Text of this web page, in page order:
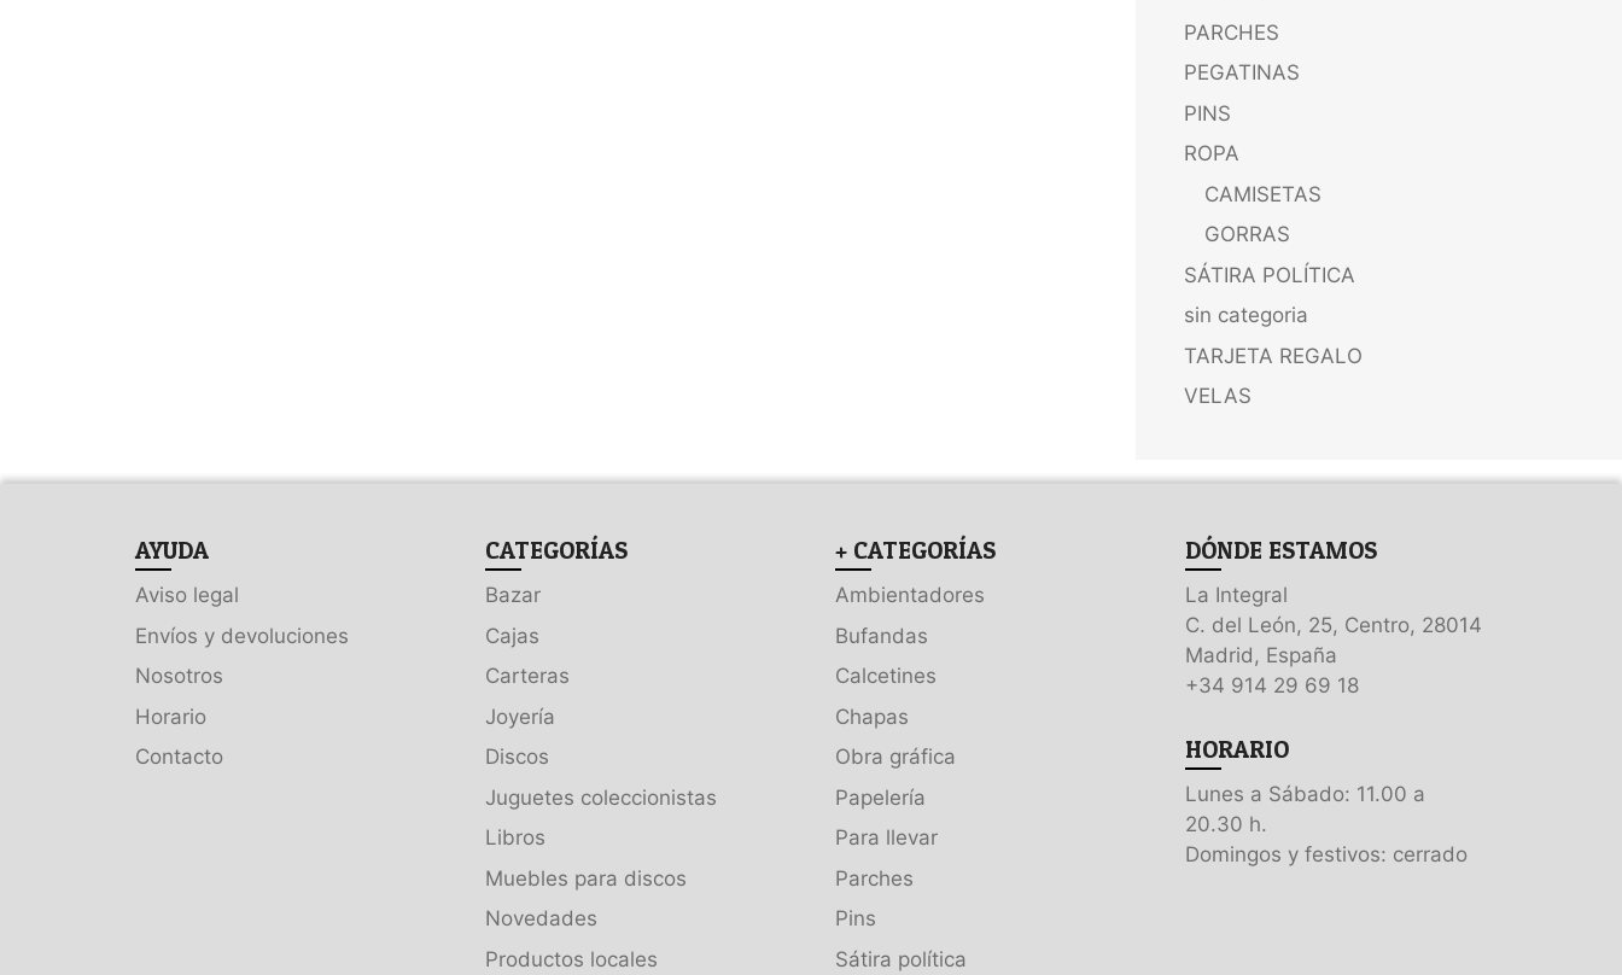
PARCHES
PEGATINAS
PINS
ROPA
CAMISETAS
GORRAS
SÁTIRA POLÍTICA
sin categoria
TARJETA REGALO
VELAS
AYUDA
Aviso legal
Envíos y devoluciones
Nosotros
Horario
Contacto
CATEGORÍAS
Bazar
Cajas
Carteras
Joyería
Discos
Juguetes coleccionistas
Libros
Muebles para discos
Novedades
Productos locales
+ CATEGORÍAS
Ambientadores
Bufandas
Calcetines
Chapas
Obra gráfica
Papelería
Para llevar
Parches
Pins
Sátira política
DÓNDE ESTAMOS
La Integral
C. del León, 25, Centro, 28014
Madrid, España
+34 914 29 69 18
HORARIO
Lunes a Sábado: 11.00 a
20.30 h.
Domingos y festivos: cerrado